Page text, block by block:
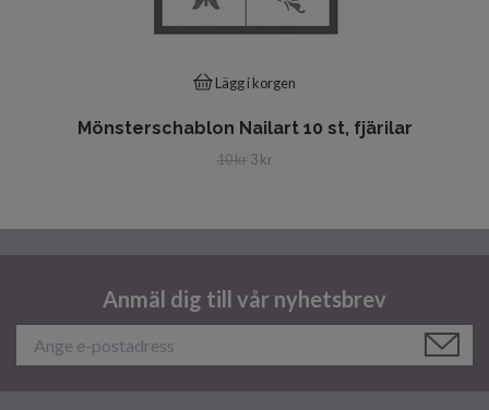
Lägg i korgen
Mönsterschablon Nailart 10 st, fjärilar
10 kr 3 kr
Anmäl dig till vår nyhetsbrev